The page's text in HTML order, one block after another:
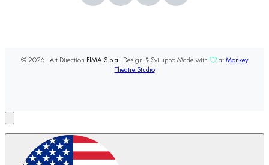
© 2026 - Art Direction FIMA S.p.a - Design & Sviluppo Made with at Monkey
Theatre Studio